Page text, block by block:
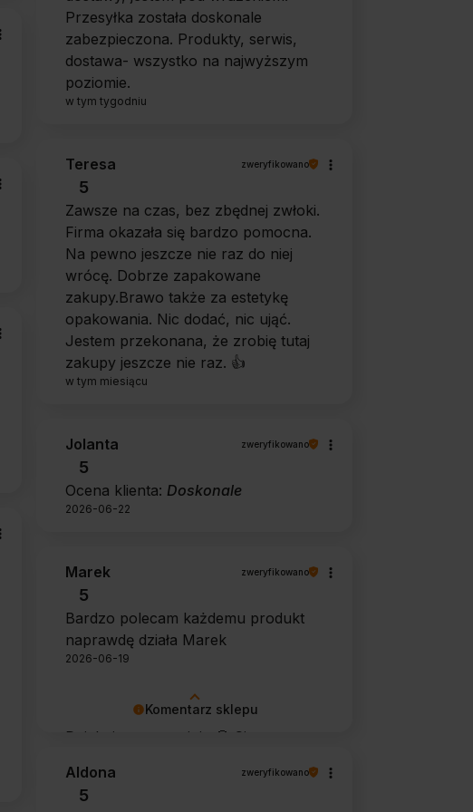
Przesyłka została doskonale
zabezpieczona. Produkty, serwis,
dostawa- wszystko na najwyższym
poziomie.
w tym tygodniu
Teresa zweryfikowano
5
Zawsze na czas, bez zbędnej zwłoki.
Firma okazała się bardzo pomocna.
Na pewno jeszcze nie raz do niej
wrócę. Dobrze zapakowane
zakupy.Brawo także za estetykę
opakowania. Nic dodać, nic ująć.
Jestem przekonana, że zrobię tutaj
zakupy jeszcze nie raz. 👍️
w tym miesiącu
Jolanta zweryfikowano
5
Ocena klienta: Doskonale
2026-06-22
Komentarz sklepu
Dziękujemy za opinię 🙂 Cieszymy
potwierdził swoją skuteczność.
Marek zweryfikowano
5
Bardzo polecam każdemu produkt
naprawdę działa Marek
2026-06-19
Aldona zweryfikowano
5